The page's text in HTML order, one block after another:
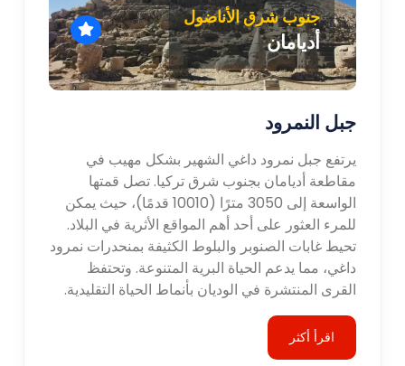
جنوب شرق الأناضول
أديامان
جبل النمرود
يرتفع جبل نمرود داغي الشهير بشكل مهيب في
مقاطعة أديامان بجنوب شرق تركيا. تصل قمتها
الواسعة إلى 3050 مترًا (10010 قدمًا)، حيث يمكن
للمرء العثور على أحد أهم المواقع الأثرية في البلاد.
تحيط غابات الصنوبر والبلوط الكثيفة بمنحدرات نمرود
داغي، مما يدعم الحياة البرية المتنوعة. وتحتفظ
القرى المنتشرة في الوديان بأنماط الحياة التقليدية.
اقرأ أكثر